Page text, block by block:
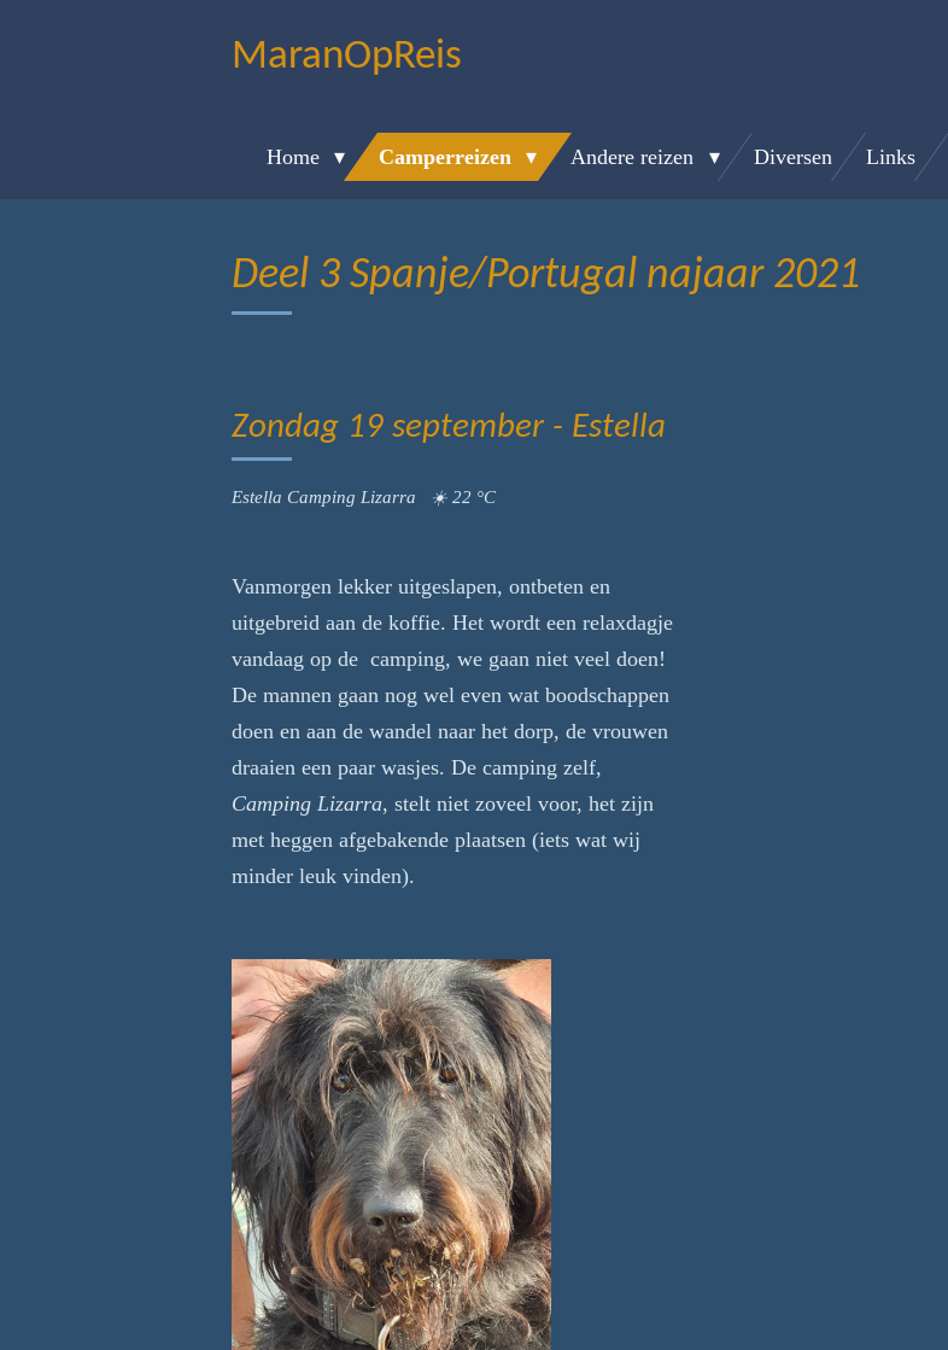
MaranOpReis
Home Camperreizen Andere reizen Diversen Links
Deel 3 Spanje/Portugal najaar 2021
Zondag 19 september - Estella
Estella Camping Lizarra ☀️ 22 °C
Vanmorgen lekker uitgeslapen, ontbeten en
uitgebreid aan de koffie. Het wordt een relaxdagje
vandaag op de camping, we gaan niet veel doen!
De mannen gaan nog wel even wat boodschappen
doen en aan de wandel naar het dorp, de vrouwen
draaien een paar wasjes. De camping zelf,
Camping Lizarra, stelt niet zoveel voor, het zijn
met heggen afgebakende plaatsen (iets wat wij
minder leuk vinden).